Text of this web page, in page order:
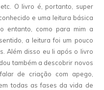
O livro é, portanto, super
e uma leitura básica
entanto, como para mim a
a leitura foi um pouco
Além disso eu li após o livro
também a descobrir novos
de criação com apego,
todas as fases da vida de